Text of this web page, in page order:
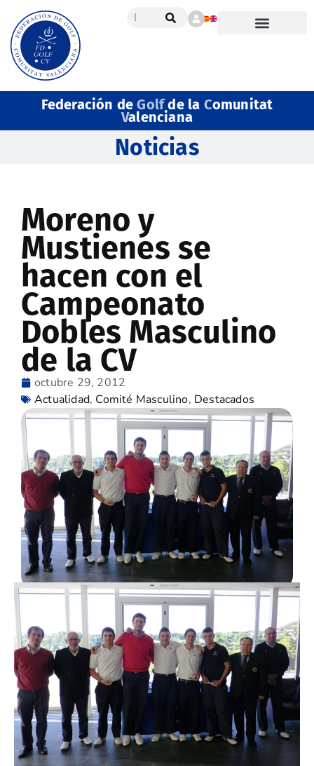
Federación deGolfde la Comunitat
Valenciana
Noticias
Moreno y
Mustienes se
hacen con el
Campeonato
Dobles Masculino
de la CV
octubre 29, 2012
Actualidad, Comité Masculino, Destacados